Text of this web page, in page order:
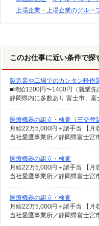
上場企業・上場企業のグルー
このお仕事に近い条件で探
製造業や工場でのカンタン軽作
■時給1200円〜1400円（就業先
静岡県内に多数あり 富士市、
医療機器の組立・検査（三交替
当社愛鷹事業所／静岡県富士
医療機器の組立・検査
当社愛鷹事業所／静岡県富士
医療機器の組立・検査
当社愛鷹事業所／静岡県富士